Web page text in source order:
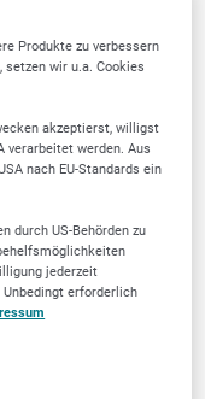
Produkte zu verbessern
wir u.a. Cookies
akzeptierst, willigst
verarbeitet werden. Aus
nach EU-Standards ein
durch US-Behörden zu
jederzeit
Unbedingt erforderlich